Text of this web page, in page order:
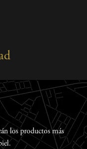
los productos más